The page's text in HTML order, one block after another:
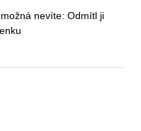
nevíte: Odmítl ji